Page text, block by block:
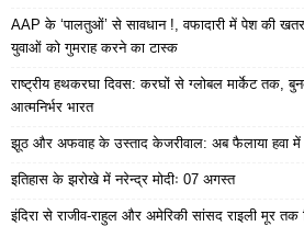
AAP के ‘पालतुओं’ से सावधान !, वफादारी में पेश की
युवाओं को गुमराह करने का टास्क
राष्ट्रीय हथकरघा दिवस: करघों से ग्लोबल मार्केट तक,
आत्मनिर्भर भारत
झूठ और अफवाह के उस्ताद केजरीवाल: अब फैलाया हवा में
इतिहास के झरोखे में नरेन्द्र मोदीः 07 अगस्त
इंदिरा से राजीव-राहुल और अमेरिकी सांसद राइली मूर